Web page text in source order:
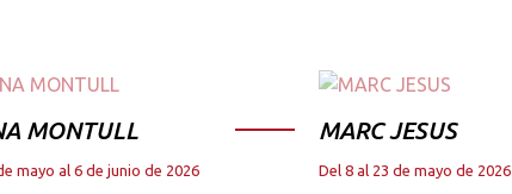
MONTULL
mayo al 6 de junio de 2026
MARC JESUS
Del 8 al 23 de mayo de 2026